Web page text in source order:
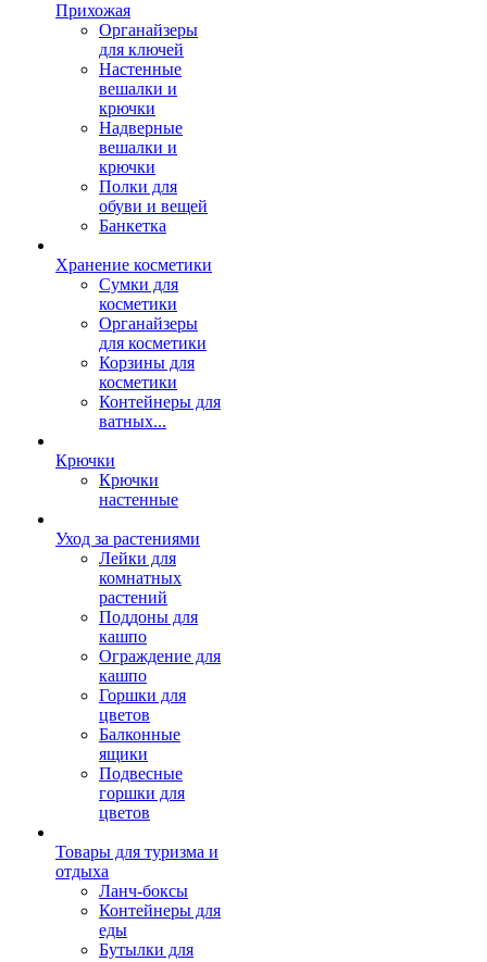
Прихожая
Органайзеры
для ключей
Настенные
вешалки и
крючки
Надверные
вешалки и
крючки
Полки для
обуви и вещей
Банкетка
Хранение косметики
Сумки для
косметики
Органайзеры
для косметики
Корзины для
косметики
Контейнеры для
ватных...
Крючки
Крючки
настенные
Уход за растениями
Лейки для
комнатных
растений
Поддоны для
кашпо
Ограждение для
кашпо
Горшки для
цветов
Балконные
ящики
Подвесные
горшки для
цветов
Товары для туризма и
отдыха
Ланч-боксы
Контейнеры для
еды
Бутылки для